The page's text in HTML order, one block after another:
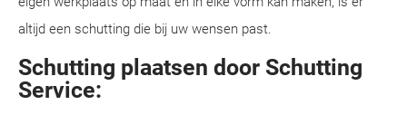
altijd een schutting die bij uw wensen past.
Schutting plaatsen door Schutting
Service: